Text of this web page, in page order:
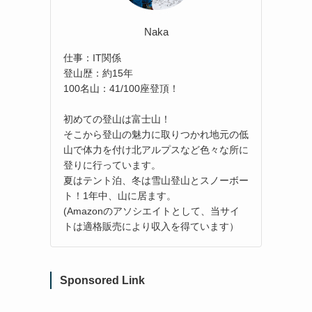
Naka
仕事：IT関係
登山歴：約15年
100名山：41/100座登頂！
初めての登山は富士山！
そこから登山の魅力に取りつかれ地元の低
山で体力を付け北アルプスなど色々な所に
登りに行っています。
夏はテント泊、冬は雪山登山とスノーボー
ト！1年中、山に居ます。
(Amazonのアソシエイトとして、当サイ
トは適格販売により収入を得ています）
Sponsored Link